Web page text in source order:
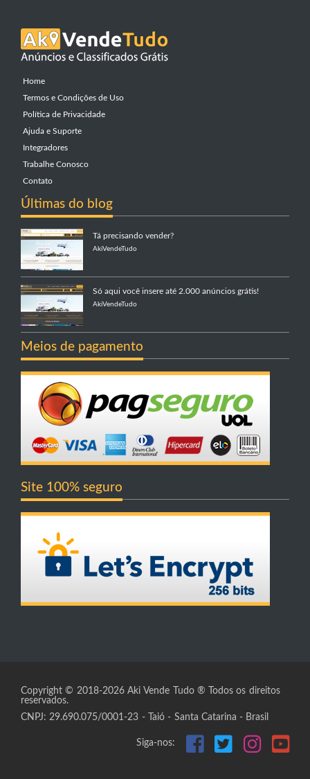
Home
Termos e Condições de Uso
Política de Privacidade
Ajuda e Suporte
Integradores
Trabalhe Conosco
Contato
Últimas do blog
Tá precisando vender?
AkiVendeTudo
Só aqui você insere até 2.000 anúncios grátis!
AkiVendeTudo
Meios de pagamento
Site 100% seguro
Copyright © 2018-2026 Aki Vende Tudo ® Todos os direitos
reservados.
CNPJ: 29.690.075/0001-23 - Taió - Santa Catarina - Brasil
Siga-nos: